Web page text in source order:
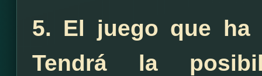
5. El juego que ha
Tendrá la